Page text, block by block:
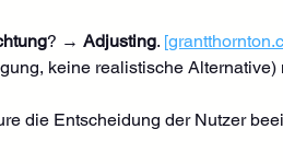
? → Adjusting. [
keine realistische
die Entscheidung der Nutzer